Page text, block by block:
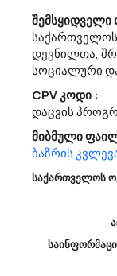
შენობების
სახელმწიფო
Საქართველოს Ფინანსთა
ატარებს ბაზრის
30125100 -
ღირებულების
გთხოვთ, 2023 წლის
შემსყიდველი
დევნილთა,
სოციალური
CPV კოდი :
დაცვის
მიბმული
ბაზრის
საქართველოს